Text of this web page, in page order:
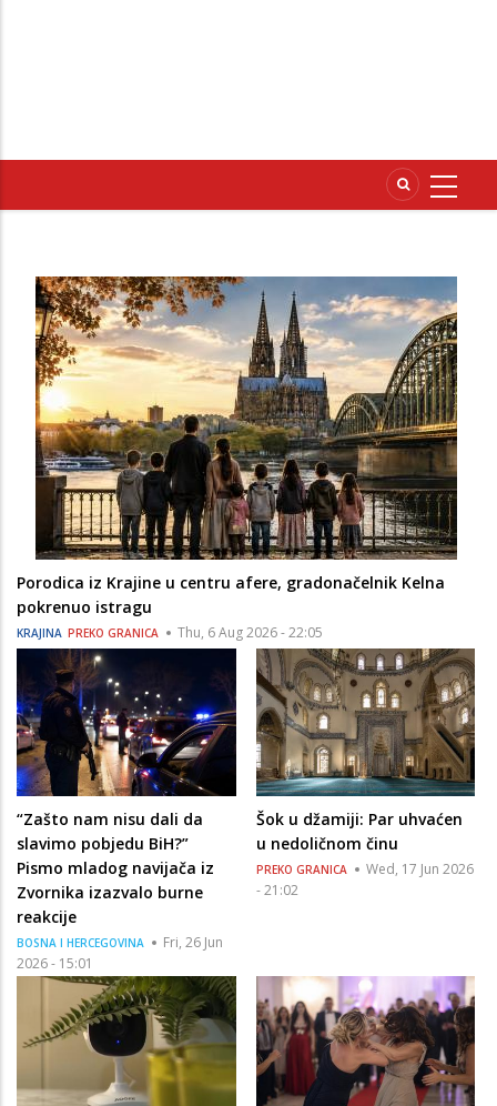
Porodica iz Krajine u centru afere, gradonačelnik Kelna
pokrenuo istragu
KRAJINA PREKO GRANICA Thu, 6 Aug 2026 - 22:05
“Zašto nam nisu dali da
slavimo pobjedu BiH?”
Pismo mladog navijača iz
Zvornika izazvalo burne
reakcije
BOSNA I HERCEGOVINA
Fri, 26 Jun
2026 - 15:01
Šok u džamiji: Par uhvaćen
u nedoličnom činu
PREKO GRANICA
Wed, 17 Jun 2026
- 21:02